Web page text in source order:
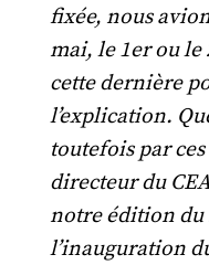
fixée, nous
mai, le 1er ou
cette dernière
l’explication.
toutefois par
directeur du
notre édition du
l’inauguration